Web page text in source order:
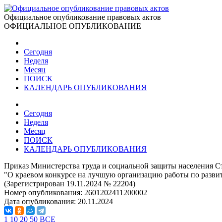
Официальное опубликование правовых актов
ОФИЦИАЛЬНОЕ ОПУБЛИКОВАНИЕ
Сегодня
Неделя
Месяц
ПОИСК
КАЛЕНДАРЬ ОПУБЛИКОВАНИЯ
Сегодня
Неделя
Месяц
ПОИСК
КАЛЕНДАРЬ ОПУБЛИКОВАНИЯ
Приказ Министерства труда и социальной защиты населения
"О краевом конкурсе на лучшую организацию работы по
(Зарегистрирован 19.11.2024 № 22204)
Номер опубликования: 2601202411200002
Дата опубликования: 20.11.2024
1 10 20 50 ВСЕ